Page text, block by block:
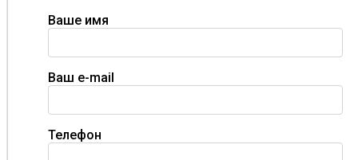
Ваше имя
Ваш e-mail
Телефон